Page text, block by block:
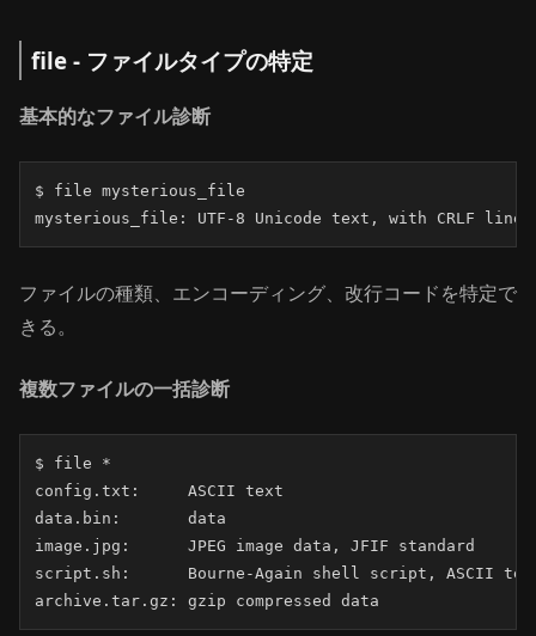
file - ファイルタイプの特定
基本的なファイル診断
$ file mysterious_file
mysterious_file: UTF-8 Unicode text, with CRLF line
ファイルの種類、エンコーディング、改行コードを特定で
きる。
複数ファイルの一括診断
$ file *
config.txt:     ASCII text
data.bin:       data
image.jpg:      JPEG image data, JFIF standard
script.sh:      Bourne-Again shell script, ASCII
archive.tar.gz: gzip compressed data